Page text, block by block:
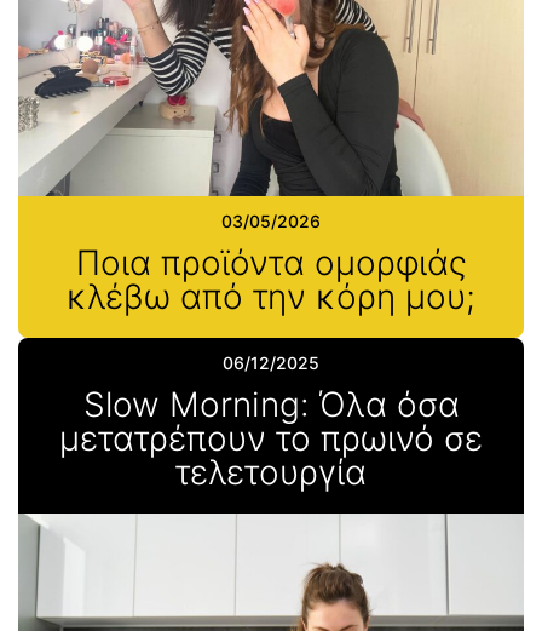
03/05/2026
Ποια προϊόντα ομορφιάς
κλέβω από την κόρη μου;
06/12/2025
Slow Morning: Όλα όσα
μετατρέπουν το πρωινό σε
τελετουργία